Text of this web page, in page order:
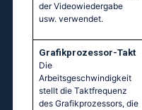
der Videowiedergabe
usw. verwendet.
Grafikprozessor-Takt
Die
Arbeitsgeschwindigkeit
stellt die Taktfrequenz
des Grafikprozessors, die